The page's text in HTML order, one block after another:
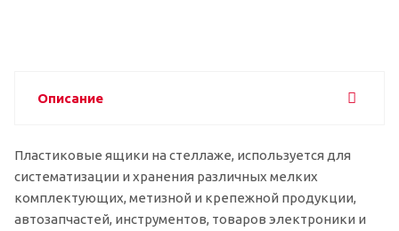
Описание
Пластиковые ящики на стеллаже, используется для
систематизации и хранения различных мелких
комплектующих, метизной и крепежной продукции,
автозапчастей, инструментов, товаров электроники и